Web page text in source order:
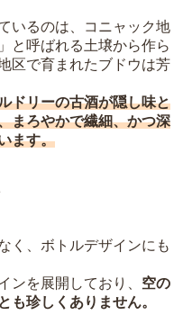
いるのは、コニャック地
」と呼ばれる土壌から作ら
区で育まれたブドウは芳
ドリーの古酒が隠し味と
まろやかで繊細、かつ深
ます。
く、ボトルデザインにも
ンを展開しており、 空の
も珍しくありません。